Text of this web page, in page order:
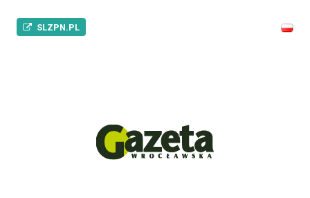
SLZPN.PL